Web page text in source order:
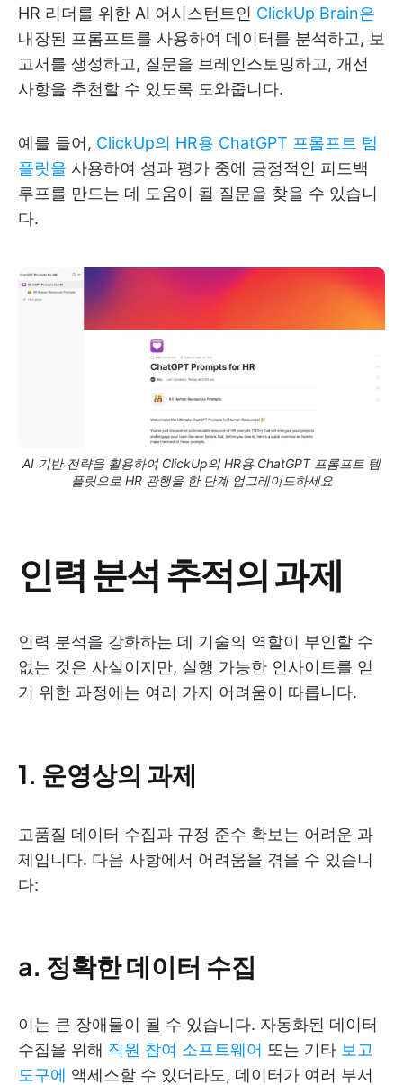
HR 리더를 위한 AI 어시스턴트인 ClickUp Brain은
내장된 프롬프트를 사용하여 데이터를 분석하고, 보
고서를 생성하고, 질문을 브레인스토밍하고, 개선
사항을 추천할 수 있도록 도와줍니다.
예를 들어, ClickUp의 HR용 ChatGPT 프롬프트 템
플릿을 사용하여 성과 평가 중에 긍정적인 피드백
루프를 만드는 데 도움이 될 질문을 찾을 수 있습니
다.
AI 기반 전략을 활용하여 ClickUp의 HR용 ChatGPT 프롬프트 템
플릿으로 HR 관행을 한 단계 업그레이드하세요
인력 분석 추적의 과제
인력 분석을 강화하는 데 기술의 역할이 부인할 수
없는 것은 사실이지만, 실행 가능한 인사이트를 얻
기 위한 과정에는 여러 가지 어려움이 따릅니다.
1. 운영상의 과제
고품질 데이터 수집과 규정 준수 확보는 어려운 과
제입니다. 다음 사항에서 어려움을 겪을 수 있습니
다:
a. 정확한 데이터 수집
이는 큰 장애물이 될 수 있습니다. 자동화된 데이터
수집을 위해 직원 참여 소프트웨어 또는 기타 보고
도구에 액세스할 수 있더라도, 데이터가 여러 부서